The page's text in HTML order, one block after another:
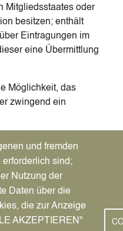
Mitgliedsstaates oder
besitzen; enthält
Eintragungen im
eine Übermittlung
Möglichkeit, das
zwingend ein
von der Stadt Datteln
für eine andere
und fremden
sind;
Nutzung der
Daten über die
die zur Anzeige
AKZEPTIEREN"